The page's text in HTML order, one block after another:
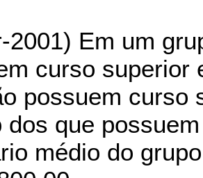
2001) Em um
curso superior
possuem curso
dos que
médio do